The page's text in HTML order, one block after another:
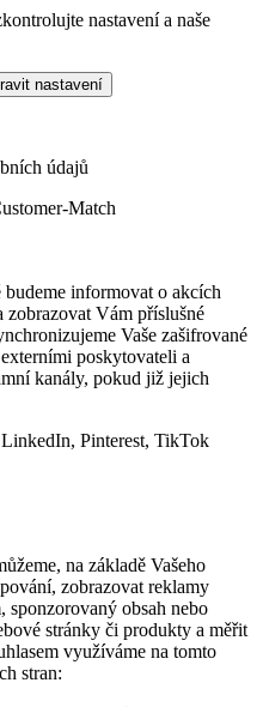
nastavení a naše
nastavení
údajů
Match
budeme informovat o akcích
zobrazovat Vám příslušné
Vaše zašifrované
poskytovateli a
kanály, pokud již jejich
Pinterest, TikTok
na základě Vašeho
zobrazovat reklamy
sponzorovaný obsah nebo
stránky či produkty a měřit
využíváme na tomto
stran: